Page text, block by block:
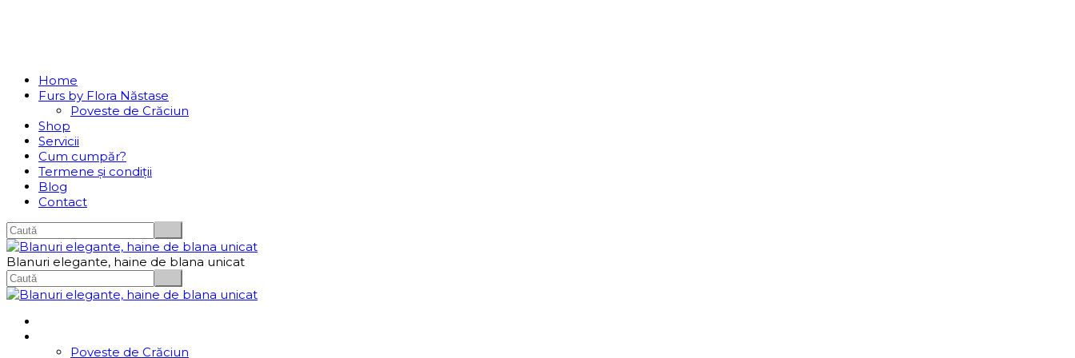
Home
Furs by Flora Năstase
Poveste de Crăciun
Shop
Servicii
Cum cumpăr?
Termene și condiții
Blog
Contact
Blanuri elegante, haine de blana unicat
Poveste de Crăciun